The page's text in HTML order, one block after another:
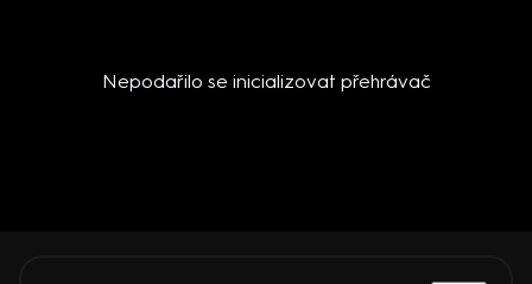
Nepodařilo se inicializovat přehrávač